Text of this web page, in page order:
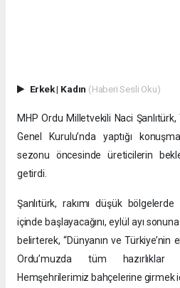
Erkek| Kadın (Haberi Sesli Oku)
MHP Ordu Milletvekili Naci
Genel Kurulu’nda yaptığı
sezonu öncesinde üreticilerin
getirdi.
Şanlıtürk, rakımı düşük
içinde başlayacağını, eylül ayı
belirterek, “Dünyanın ve Türkiye’nin
Ordu’muzda tüm hazırlıklar
Hemşehrilerimiz bahçelerine girmek